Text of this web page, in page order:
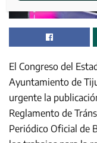
El Congreso del
Ayuntamiento de
urgente la
Reglamento de
Periódico Oficial de